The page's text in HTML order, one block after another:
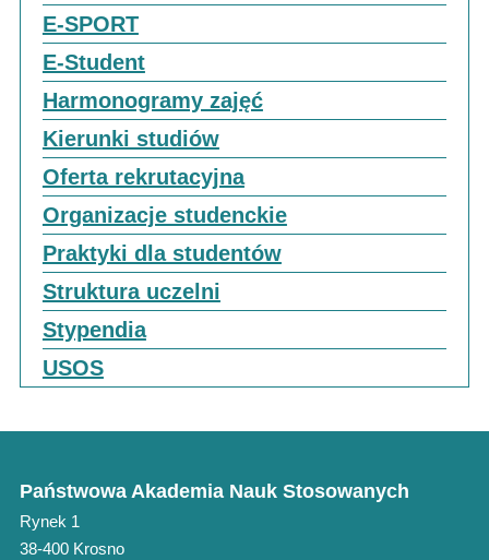
E-SPORT
E-Student
Harmonogramy zajęć
Kierunki studiów
Oferta rekrutacyjna
Organizacje studenckie
Praktyki dla studentów
Struktura uczelni
Stypendia
USOS
Państwowa Akademia Nauk Stosowanych
Rynek 1
38-400 Krosno